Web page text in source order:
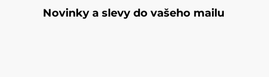
Novinky a slevy do vašeho mailu